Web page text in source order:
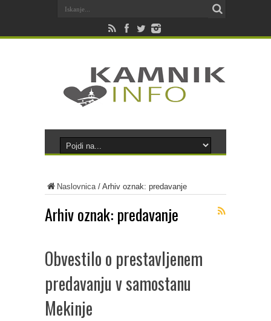
Naslovnica/ Arhiv oznak: predavanje
Arhiv oznak: predavanje
Obvestilo o prestavljenem
predavanju v samostanu
Mekinje